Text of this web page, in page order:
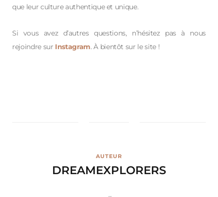
que leur culture authentique et unique.
Si vous avez d’autres questions, n’hésitez pas à nous
rejoindre sur Instagram. À bientôt sur le site !
AUTEUR
DREAMEXPLORERS